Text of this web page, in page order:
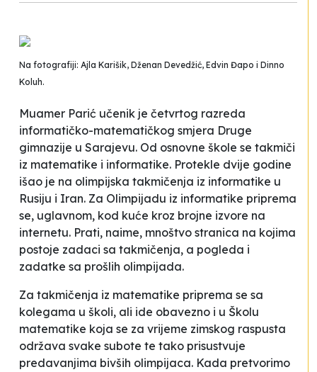
Na fotografiji: Ajla Karišik, Dženan Devedžić, Edvin Đapo i Dinno
Koluh.
Muamer Parić učenik je četvrtog razreda
informatičko-matematičkog smjera Druge
gimnazije u Sarajevu. Od osnovne škole se takmiči
iz matematike i informatike. Protekle dvije godine
išao je na olimpijska takmičenja iz informatike u
Rusiju i Iran. Za Olimpijadu iz informatike priprema
se, uglavnom, kod kuće kroz brojne izvore na
internetu. Prati, naime, mnoštvo stranica na kojima
postoje zadaci sa takmičenja, a pogleda i
zadatke sa prošlih olimpijada.
Za takmičenja iz matematike priprema se sa
kolegama u školi, ali ide obavezno i u Školu
matematike koja se za vrijeme zimskog raspusta
održava svake subote te tako prisustvuje
predavanjima bivših olimpijaca. Kada pretvorimo